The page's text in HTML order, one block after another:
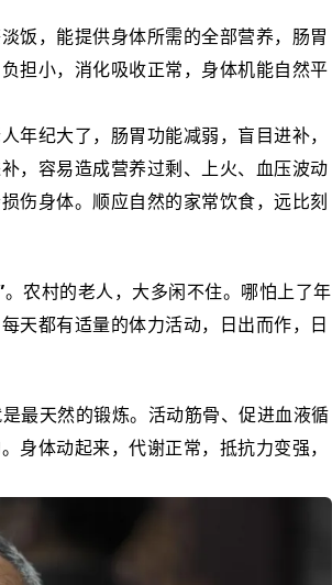
饭，能提供身体所需的全部营养，肠胃
担小，消化吸收正常，身体机能自然平
年纪大了，肠胃功能减弱，盲目进补，
，容易造成营养过剩、上火、血压波动
伤身体。顺应自然的家常饮食，远比刻
。农村的老人，大多闲不住。哪怕上了年
天都有适量的体力活动，日出而作，日
最天然的锻炼。活动筋骨、促进血液循
身体动起来，代谢正常，抵抗力变强，